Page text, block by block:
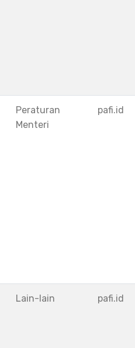
Peraturan
Menteri
pafi.id
Lain-lain pafi.id